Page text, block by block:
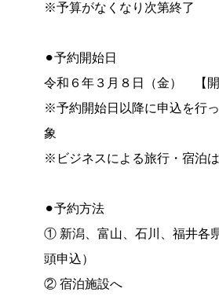
※予算がなくなり次第終了
⚫︎予約開始日
令和６年３月８日（金） 【開
※予約開始日以降に申込を行
象
※ビジネスによる旅行・宿泊
⚫︎予約方法
① 新潟、富山、石川、福井各
頭申込）
② 宿泊施設へ